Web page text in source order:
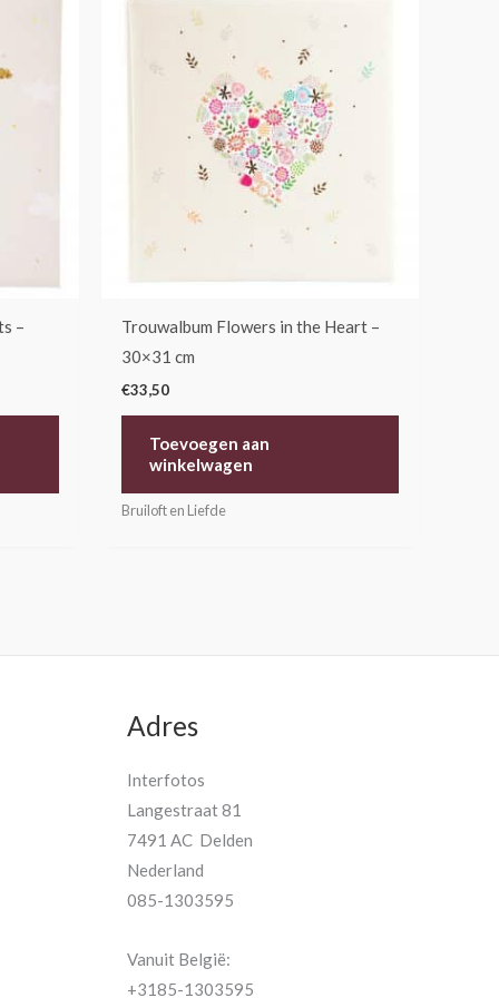
–
Trouwalbum Flowers in the Heart –
30×31 cm
€33,50
Toevoegen aan
winkelwagen
Bruiloft en Liefde
Adres
Interfotos
Langestraat 81
7491 AC Delden
Nederland
085-1303595
Vanuit België:
+3185-1303595